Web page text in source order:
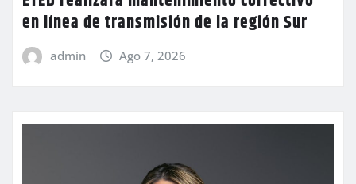
en línea de transmisión de la región Sur
admin Ago 7, 2026